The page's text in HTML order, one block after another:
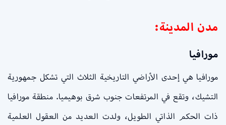
مدن المدينة:
مورافيا
مورافيا هي إحدى الأراضي التاريخية الثلاث التي تشكل جمهورية
التشيك، وتقع في المرتفعات جنوب شرق بوهيميا. منطقة مورافيا
ذات الحكم الذاتي الطويل، ولدت العديد من العقول العلمية